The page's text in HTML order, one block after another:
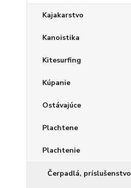
Kajakarstvo
Kanoistika
Kitesurfing
Kúpanie
Ostávajúce
Plachtene
Plachtenie
Čerpadlá, príslušenstvo